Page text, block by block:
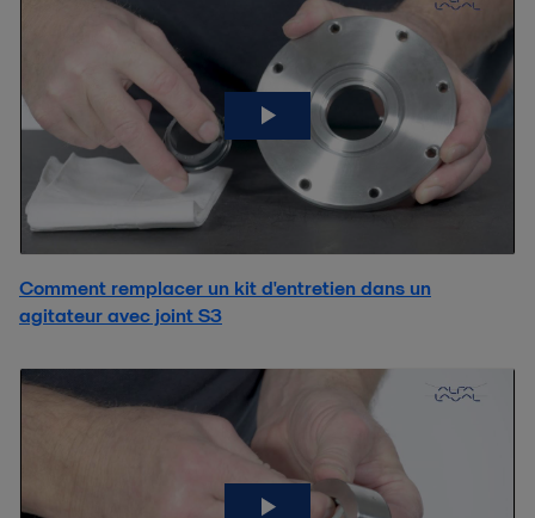
Comment remplacer un kit d'entretien dans un
agitateur avec joint S3